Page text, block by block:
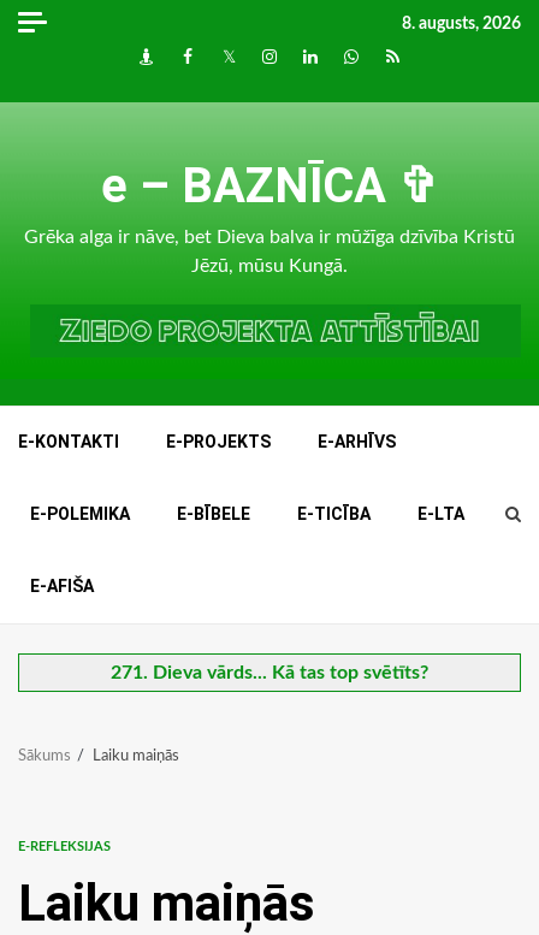
Skip
8. augusts, 2026
DraugiemFacebook
TwitterInstagram
LinkedInwhatsapp
RSS
e – BAZNĪCA ✞
Grēka alga ir nāve, bet Dieva balva ir mūžīga dzīvība Kristū
Jēzū, mūsu Kungā.
E-KONTAKTI E-PROJEKTS E-ARHĪVS
E-POLEMIKA E-BĪBELE E-TICĪBA E-LTA
E-AFIŠA
271. Dieva vārds... Kā tas top svētīts?
Sākums Laiku maiņās
E-REFLEKSIJAS
Laiku maiņās